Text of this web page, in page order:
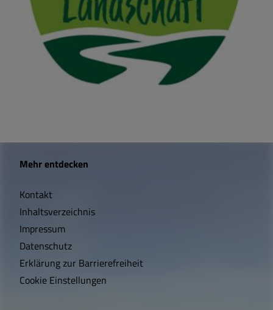
W
c
h
t
i
Mehr entdecken
Kontakt
Inhaltsverzeichnis
Impressum
Datenschutz
Erklärung zur Barrierefreiheit
Cookie Einstellungen